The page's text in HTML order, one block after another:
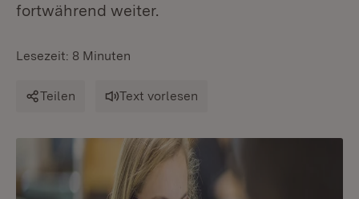
fortwährend weiter.
Lesezeit: 8 Minuten
Teilen Text vorlesen